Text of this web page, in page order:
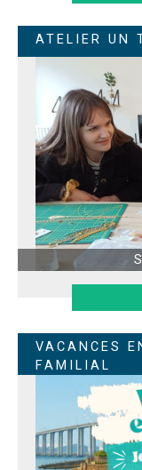
ATELIER UN
VACANCES
FAMILIAL